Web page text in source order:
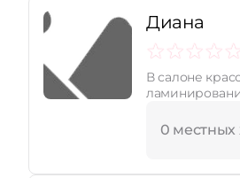
Диана
В салоне
0